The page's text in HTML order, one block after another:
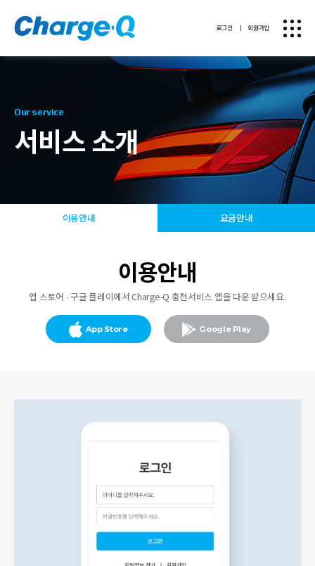
로그인ㅣ회원가입
Our service
서비스 소개
이용안내 요금안내
이용안내
앱 스토어 ∙ 구글 플레이에서 Charge-Q 충전서비스 앱을 다운 받으세요.
App Store Google Play